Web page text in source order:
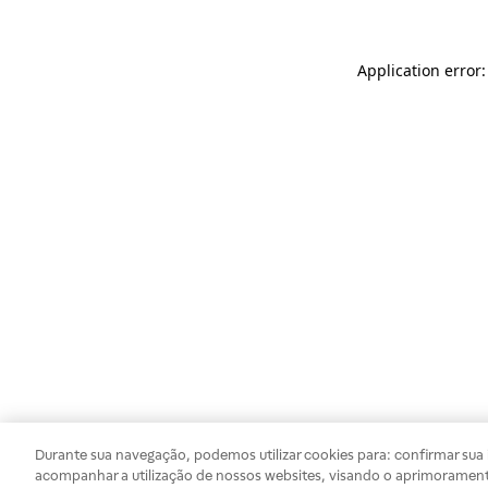
Application
Durante sua navegação, podemos utilizar cookies para: confirmar
acompanhar a utilização de nossos websites, visando o